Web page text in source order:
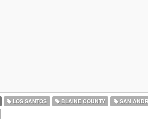
LOS SANTOS BLAINE COUNTY SAN